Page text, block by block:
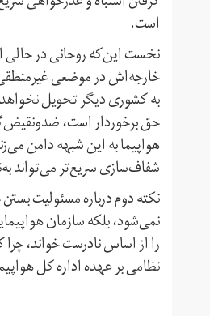
است.
نخست این‌که روحانی در
خارجه‌اش در موضعی
به کشوری دیگر تحویل
حق برخوردار است،
هواپیما به این شبهه دامن
شفاف‌سازی سریع‌تر می‌تواند
نکته دوم درباره مسئولیت
نمی‌شود، بلکه سازمان
نظامی بر عهده اداره کل